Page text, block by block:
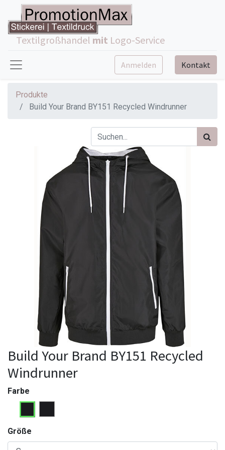
Textilgroßhandel mit Logo-Service
Anmelden Kontakt
Produkte
Build Your Brand BY151 Recycled Windrunner
Build Your Brand BY151 Recycled
Windrunner
Farbe
Größe